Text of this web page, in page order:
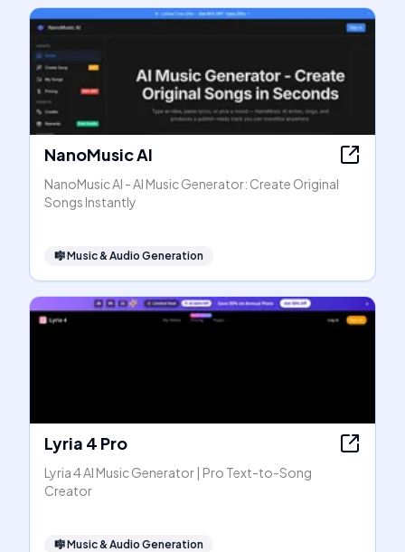
NanoMusic AI
NanoMusic AI - AI Music Generator: Create Original
Songs Instantly
🎼Music & Audio Generation
Lyria 4 Pro
Lyria 4 AI Music Generator | Pro Text-to-Song
Creator
🎼Music & Audio Generation